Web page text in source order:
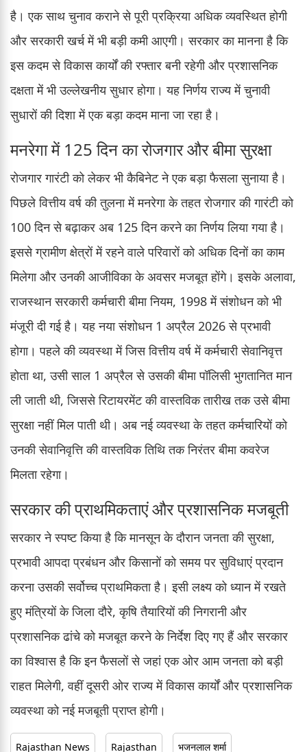
है। एक साथ चुनाव कराने से पूरी प्रक्रिया अधिक व्यवस्थित होगी
और सरकारी खर्च में भी बड़ी कमी आएगी। सरकार का मानना है कि
इस कदम से विकास कार्यों की रफ्तार बनी रहेगी और प्रशासनिक
दक्षता में भी उल्लेखनीय सुधार होगा। यह निर्णय राज्य में चुनावी
सुधारों की दिशा में एक बड़ा कदम माना जा रहा है।
मनरेगा में 125 दिन का रोजगार और बीमा सुरक्षा
रोजगार गारंटी को लेकर भी कैबिनेट ने एक बड़ा फैसला सुनाया है।
पिछले वित्तीय वर्ष की तुलना में मनरेगा के तहत रोजगार की गारंटी को
100 दिन से बढ़ाकर अब 125 दिन करने का निर्णय लिया गया है।
इससे ग्रामीण क्षेत्रों में रहने वाले परिवारों को अधिक दिनों का काम
मिलेगा और उनकी आजीविका के अवसर मजबूत होंगे। इसके अलावा,
राजस्थान सरकारी कर्मचारी बीमा नियम, 1998 में संशोधन को भी
मंजूरी दी गई है। यह नया संशोधन 1 अप्रैल 2026 से प्रभावी
होगा। पहले की व्यवस्था में जिस वित्तीय वर्ष में कर्मचारी सेवानिवृत्त
होता था, उसी साल 1 अप्रैल से उसकी बीमा पॉलिसी भुगतानित मान
ली जाती थी, जिससे रिटायरमेंट की वास्तविक तारीख तक उसे बीमा
सुरक्षा नहीं मिल पाती थी। अब नई व्यवस्था के तहत कर्मचारियों को
उनकी सेवानिवृत्ति की वास्तविक तिथि तक निरंतर बीमा कवरेज
मिलता रहेगा।
सरकार की प्राथमिकताएं और प्रशासनिक मजबूती
सरकार ने स्पष्ट किया है कि मानसून के दौरान जनता की सुरक्षा,
प्रभावी आपदा प्रबंधन और किसानों को समय पर सुविधाएं प्रदान
करना उसकी सर्वोच्च प्राथमिकता है। इसी लक्ष्य को ध्यान में रखते
हुए मंत्रियों के जिला दौरे, कृषि तैयारियों की निगरानी और
प्रशासनिक ढांचे को मजबूत करने के निर्देश दिए गए हैं और सरकार
का विश्वास है कि इन फैसलों से जहां एक ओर आम जनता को बड़ी
राहत मिलेगी, वहीं दूसरी ओर राज्य में विकास कार्यों और प्रशासनिक
व्यवस्था को नई मजबूती प्राप्त होगी।
Rajasthan News Rajasthan भजनलाल शर्मा